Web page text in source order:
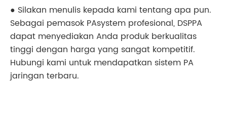
● Silakan menulis kepada kami tentang apa pun.
Sebagai pemasok PAsystem profesional, DSPPA
dapat menyediakan Anda produk berkualitas
tinggi dengan harga yang sangat kompetitif.
Hubungi kami untuk mendapatkan sistem PA
jaringan terbaru.